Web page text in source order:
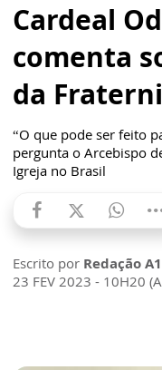
Cardeal
comenta
da
“O que pode ser feito
pergunta o Arcebispo
Igreja no Brasil
Escrito por Redação
23 FEV 2023 - 10H20